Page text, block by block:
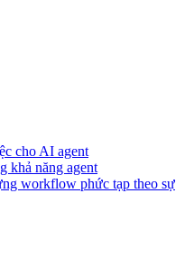
cho AI agent
khả năng agent
workflow phức tạp theo sự